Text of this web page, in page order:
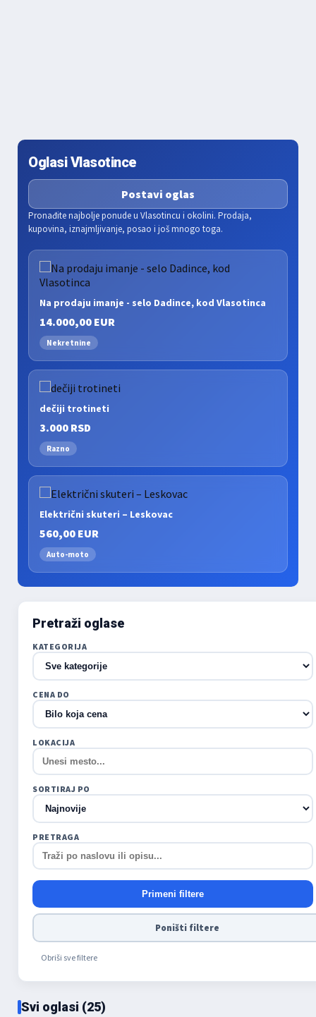
Oglasi Vlasotince
Postavi oglas
Pronađite najbolje ponude u Vlasotincu i okolini. Prodaja,
kupovina, iznajmljivanje, posao i još mnogo toga.
Na prodaju imanje - selo Dadince, kod Vlasotinca
14.000,00 EUR
Nekretnine
dečiji trotineti
3.000 RSD
Razno
Električni skuteri – Leskovac
560,00 EUR
Auto-moto
Pretraži oglase
KATEGORIJA
CENA DO
LOKACIJA
SORTIRAJ PO
PRETRAGA
Primeni filtere
Poništi filtere
Obriši sve filtere
Svi oglasi (25)